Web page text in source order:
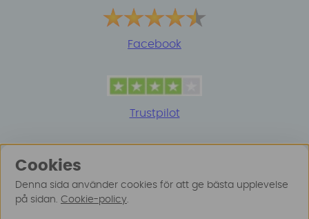
Facebook
Trustpilot
Cookies
Denna sida använder cookies för att ge bästa upplevelse
på sidan. Cookie-policy.